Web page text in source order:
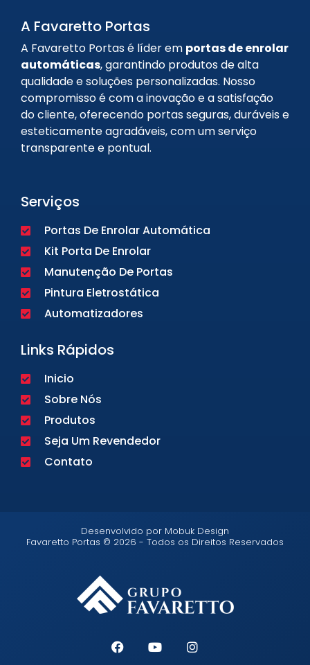
A Favaretto Portas
A Favaretto Portas é líder em portas de enrolar
automáticas, garantindo produtos de alta
qualidade e soluções personalizadas. Nosso
compromisso é com a inovação e a satisfação
do cliente, oferecendo portas seguras, duráveis e
esteticamente agradáveis, com um serviço
transparente e pontual.
Serviços
Portas De Enrolar Automática
Kit Porta De Enrolar
Manutenção De Portas
Pintura Eletrostática
Automatizadores
Links Rápidos
Inicio
Sobre Nós
Produtos
Seja Um Revendedor
Contato
Desenvolvido por Mobuk Design
Favaretto Portas © 2026 - Todos os Direitos Reservados